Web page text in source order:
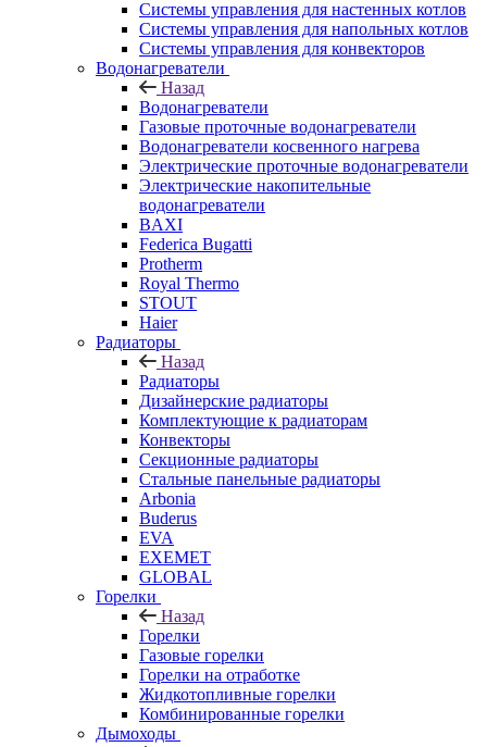
Системы управления для настенных котлов
Системы управления для напольных котлов
Системы управления для конвекторов
Водонагреватели
Назад
Водонагреватели
Газовые проточные водонагреватели
Водонагреватели косвенного нагрева
Электрические проточные водонагреватели
Электрические накопительные
водонагреватели
BAXI
Federica Bugatti
Protherm
Royal Thermo
STOUT
Haier
Радиаторы
Назад
Радиаторы
Дизайнерские радиаторы
Комплектующие к радиаторам
Конвекторы
Секционные радиаторы
Стальные панельные радиаторы
Arbonia
Buderus
EVA
EXEMET
GLOBAL
Горелки
Назад
Горелки
Газовые горелки
Горелки на отработке
Жидкотопливные горелки
Комбинированные горелки
Дымоходы